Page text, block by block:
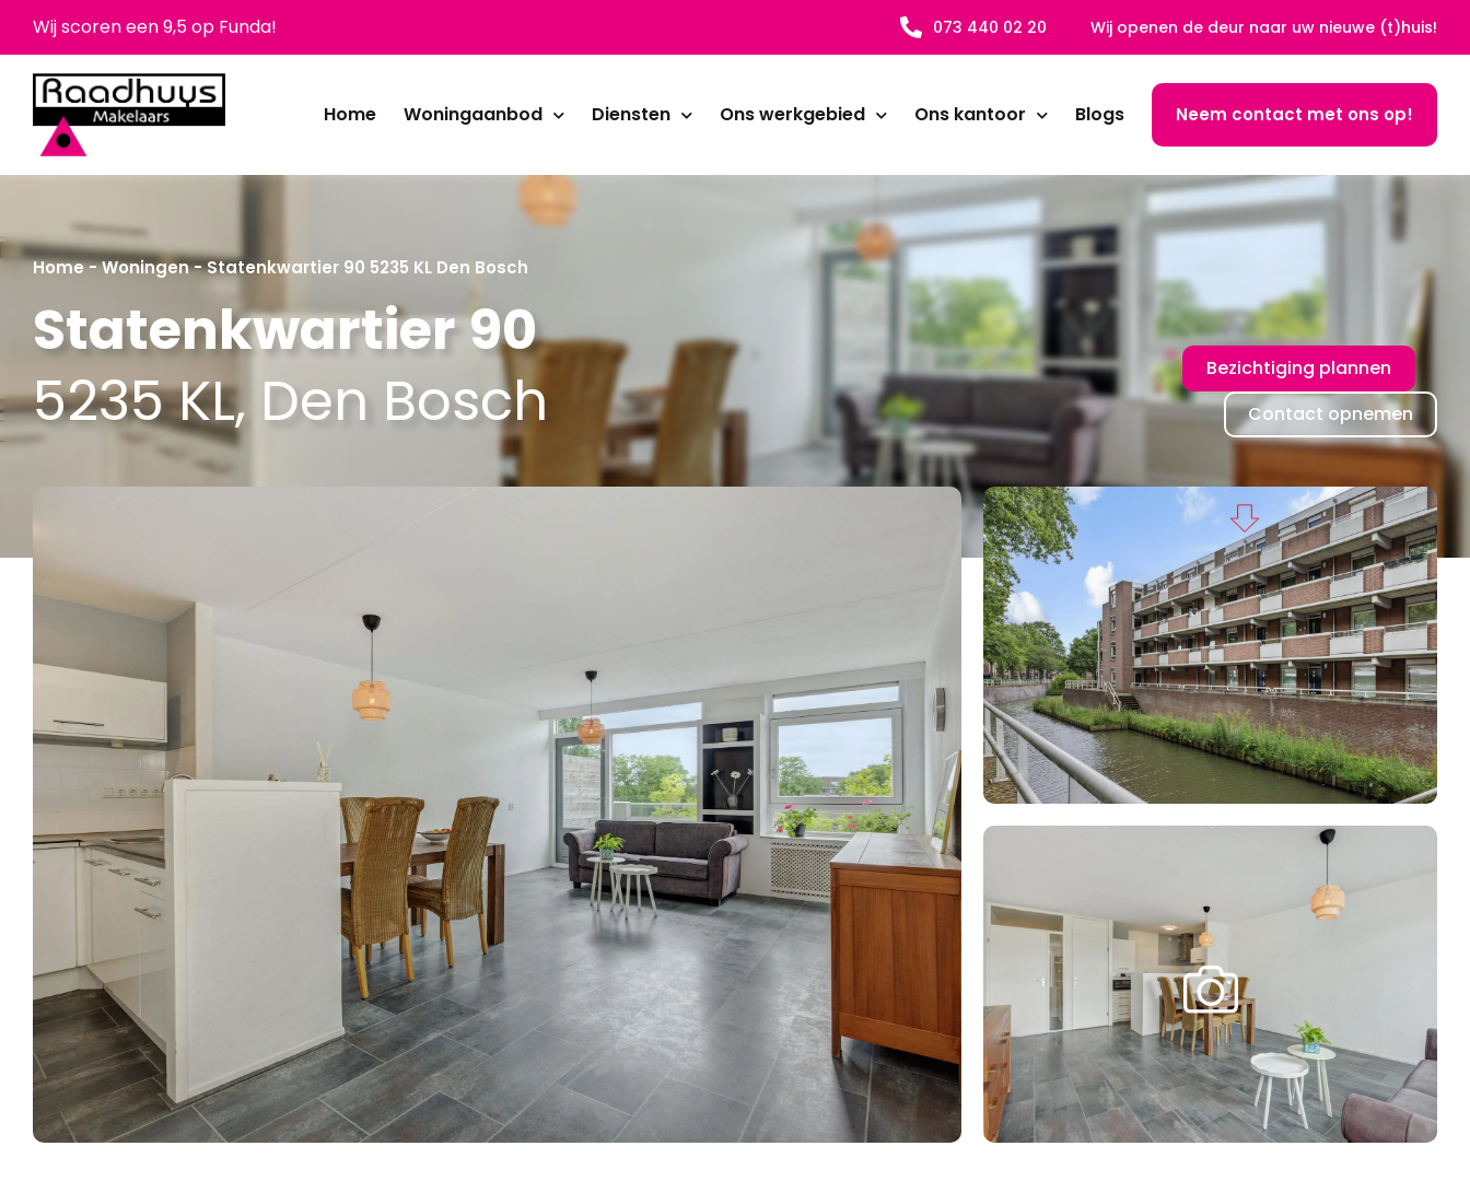
Wij scoren een 9,5 op Funda! 073 440 02 20 Wij openen de deur naar uw nieuwe (t)huis!
Home Woningaanbod Diensten Ons werkgebied Ons kantoor Blogs Neem contact met ons op!
Home-Woningen-Statenkwartier 90 5235 KL Den Bosch
Statenkwartier 90
5235 KL, Den Bosch
Bezichtiging plannen
Contact opnemen